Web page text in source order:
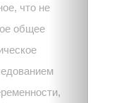
что не
общее